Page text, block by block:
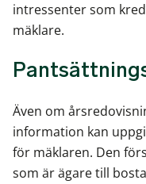
intressenter som
mäklare.
Även om
information kan
för mäklaren. Den
som är ägare till